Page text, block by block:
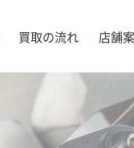
古銭・古紙幣
古いおもちゃ・人形
買取の流れ 店舗
店舗ブログ